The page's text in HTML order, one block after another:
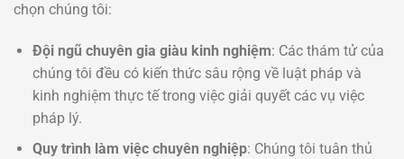
chọn chúng tôi:
Đội ngũ chuyên gia giàu kinh nghiệm: Các thám tử của
chúng tôi đều có kiến thức sâu rộng về luật pháp và
kinh nghiệm thực tế trong việc giải quyết các vụ việc
pháp lý.
Quy trình làm việc chuyên nghiệp: Chúng tôi tuân thủ